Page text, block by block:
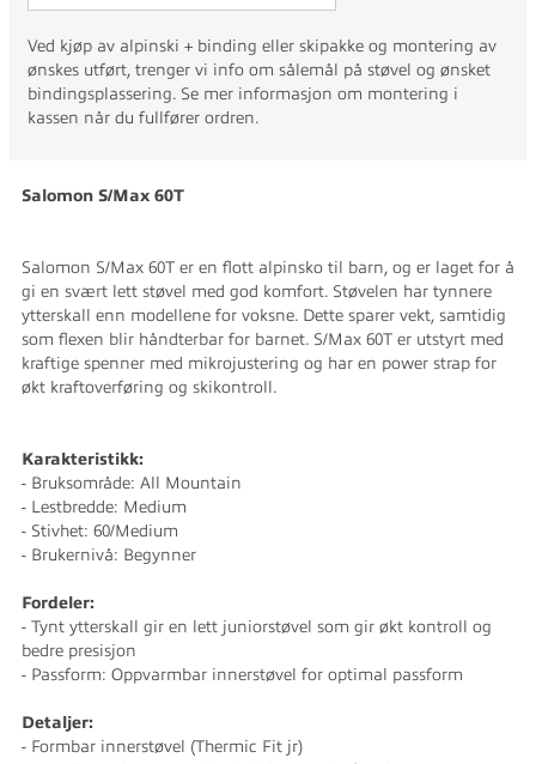
Ved kjøp av alpinski + binding eller skipakke og montering av
ønskes utført, trenger vi info om sålemål på støvel og ønsket
bindingsplassering. Se mer informasjon om montering i
kassen når du fullfører ordren.
Salomon S/Max 60T
Salomon S/Max 60T er en flott alpinsko til barn, og er laget for å
gi en svært lett støvel med god komfort. Støvelen har tynnere
ytterskall enn modellene for voksne. Dette sparer vekt, samtidig
som flexen blir håndterbar for barnet. S/Max 60T er utstyrt med
kraftige spenner med mikrojustering og har en power strap for
økt kraftoverføring og skikontroll.
Karakteristikk:
- Bruksområde: All Mountain
- Lestbredde: Medium
- Stivhet: 60/Medium
- Brukernivå: Begynner
Fordeler:
- Tynt ytterskall gir en lett juniorstøvel som gir økt kontroll og
bedre presisjon
- Passform: Oppvarmbar innerstøvel for optimal passform
Detaljer:
- Formbar innerstøvel (Thermic Fit jr)